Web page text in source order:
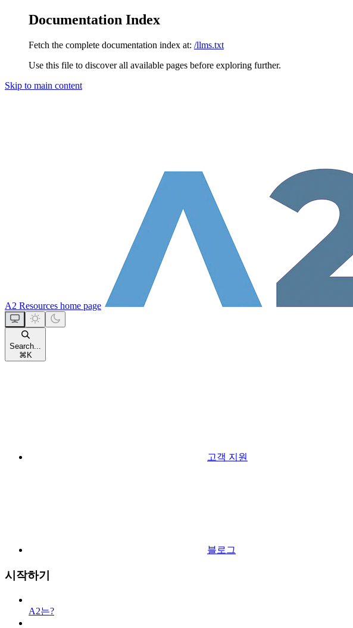
Documentation Index
Fetch the complete documentation index at: /llms.txt
Use this file to discover all available pages before exploring further.
Skip to main content
A2 Resources home page
Search...
⌘ K
고객 지원
블로그
시작하기
A2는?